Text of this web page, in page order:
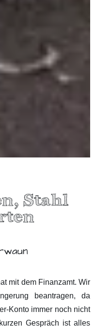
Stahl
mit dem Finanzamt. Wir
beantragen, da
Konto immer noch nicht
Gespräch ist alles